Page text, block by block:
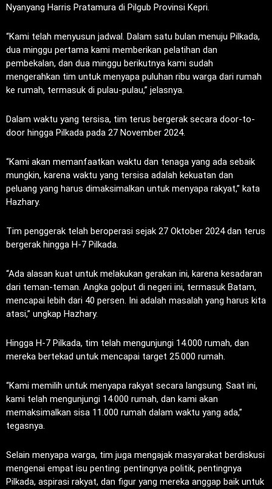
Nyanyang Harris Pratamura di Pilgub Provinsi Kepri.
“Kami telah menyusun jadwal. Dalam satu bulan menuju Pilkada,
dua minggu pertama kami memberikan pelatihan dan
pembekalan, dan dua minggu berikutnya kami sudah
mengerahkan tim untuk menyapa puluhan ribu warga dari rumah
ke rumah, termasuk di pulau-pulau,” jelasnya.
Dalam waktu yang tersisa, tim terus bergerak secara door-to-
door hingga Pilkada pada 27 November 2024.
“Kami akan memanfaatkan waktu dan tenaga yang ada sebaik
mungkin, karena waktu yang tersisa adalah kekuatan dan
peluang yang harus dimaksimalkan untuk menyapa rakyat,” kata
Hazhary.
Tim penggerak telah beroperasi sejak 27 Oktober 2024 dan terus
bergerak hingga H-7 Pilkada.
“Ada alasan kuat untuk melakukan gerakan ini, karena kesadaran
dari teman-teman. Angka golput di negeri ini, termasuk Batam,
mencapai lebih dari 40 persen. Ini adalah masalah yang harus kita
atasi,” ungkap Hazhary.
Hingga H-7 Pilkada, tim telah mengunjungi 14.000 rumah, dan
mereka bertekad untuk mencapai target 25.000 rumah.
“Kami memilih untuk menyapa rakyat secara langsung. Saat ini,
kami telah mengunjungi 14.000 rumah, dan kami akan
memaksimalkan sisa 11.000 rumah dalam waktu yang ada,”
tegasnya.
Selain menyapa warga, tim juga mengajak masyarakat berdiskusi
mengenai empat isu penting: pentingnya politik, pentingnya
Pilkada, aspirasi rakyat, dan figur yang mereka anggap baik untuk